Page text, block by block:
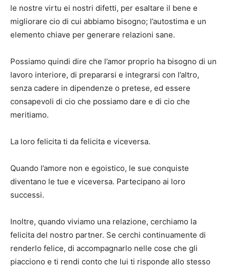
le nostre virtu ei nostri difetti, per esaltare il bene e
migliorare cio di cui abbiamo bisogno; l’autostima e un
elemento chiave per generare relazioni sane.
Possiamo quindi dire che l’amor proprio ha bisogno di un
lavoro interiore, di prepararsi e integrarsi con l’altro,
senza cadere in dipendenze o pretese, ed essere
consapevoli di cio che possiamo dare e di cio che
meritiamo.
La loro felicita ti da felicita e viceversa.
Quando l’amore non e egoistico, le sue conquiste
diventano le tue e viceversa. Partecipano ai loro
successi.
Inoltre, quando viviamo una relazione, cerchiamo la
felicita del nostro partner. Se cerchi continuamente di
renderlo felice, di accompagnarlo nelle cose che gli
piacciono e ti rendi conto che lui ti risponde allo stesso